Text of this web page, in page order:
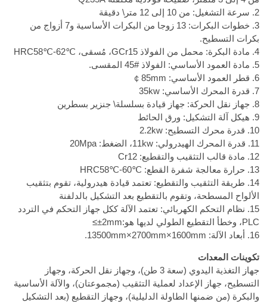
2. سرعة التشغيل: من 10 إلى 12 متر\ دقيقة
3. خطوات البكرات: 13 زوجا من البكرات الأساسية و7 أزواج من
بكرات التسطيح.
4. مادة البكرة: محمل من الفولاذ GCr15، مُسقى،
HRC58℃-62℃
5. مادة العمود الأساسي: الفولاذ
45# المقسى.
6. قطر العمود الأساسي:
￠85mm
7. قدرة المحرك الأساسي: 35kw
8. جهاز نقل الحركة: جهاز قيادة بسلسلة\ جنزير بسطرين
9. هيكل آلة التشكيل: ورق الحائط
10. قدرة محرك التسطيح: 2.2kw
11. قدرة المحرك الهيدرولي: 11kw، الضغط: 20Mpa
12. مادة قالب التثقيب والتقطيع: Cr12
13. حرارة معالجة شفرة القطع:
HRC58℃-60℃
14. طريقة التثقيب والتقطيع: تعتمد قيادة هيدرولية، تقوم بتثقيب
الألواح المسطحة، وتقوم بالتقطيع بعد التشكيل بالدلفنة
15. نظام التحكم الكهربائي: تعتمد الآلة ككل جهاز التحكم في التردد
PLC، وخطأ التقطيع الطولي لديها هو:
≤±2mm
16. أبعاد الآلة: 13500mm×2700mm×1600mm.
تكوينات المعدات
جهاز التغذية اليدوي (سعة 3 طن)، وجهاز نقل الحركة، وجهاز
التسطيح، جهاز الإعداد لعملية التثقيب (مجموعتان)، والآلة الأساسية
والبكرة (من ضمنها الطاولة الدليلية)، وجهاز التقطيع (بعد التشكيل